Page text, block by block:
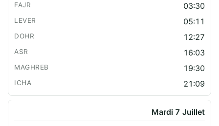
03:30
05:11
12:27
16:03
19:30
21:09
Mardi 7 Juillet